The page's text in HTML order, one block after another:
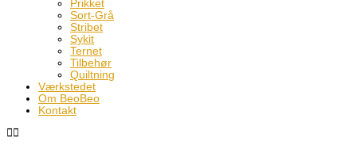
Prikket
Sort-Grå
Stribet
Sykit
Ternet
Tilbehør
Quiltning
Værkstedet
Om BeoBeo
Kontakt